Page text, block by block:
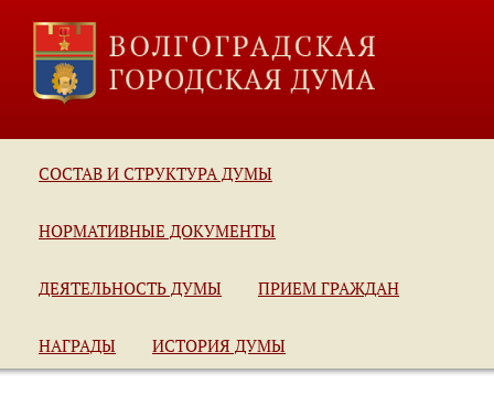
СОСТАВ И СТРУКТУРА ДУМЫ
НОРМАТИВНЫЕ ДОКУМЕНТЫ
ДЕЯТЕЛЬНОСТЬ ДУМЫ ПРИЕМ ГРАЖДАН
НАГРАДЫ ИСТОРИЯ ДУМЫ